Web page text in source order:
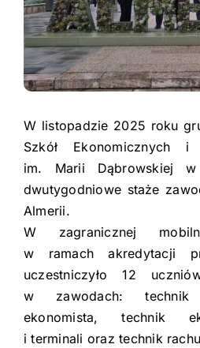
Urząd
PTE
Dziennik
Deklaracja
W listopadzie 2025 roku
Szkół Ekonomicznych i
im. Marii Dąbrowskiej w
dwutygodniowe staże
Almerii.
W zagranicznej
w ramach akredytacji
uczestniczyło 12
w zawodach: technik
ekonomista, technik
i terminali oraz technik